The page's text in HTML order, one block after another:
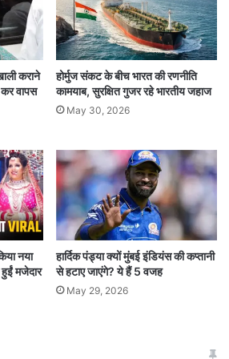
में आर्थिक विकास और पर्यटन को
की दृष्टि से, स्वदेश निर्मित वंदे
सुविधाओं से सुसज्जित हैं, जिनमें
कैमरे, आपातकालीन टॉक-बैक
वाहन नियंत्रण कंप्यूटर
ब्रेक सिस्टम, 360 डिग्री
अनुकूल शौचालय और
हैं. वंदे भारत रेलगाड़ियों में
उन्नत एयर कंडीशनिंग के कारण
की कमी लाती हैं. इसके
कराने
वापस
होर्मुज संकट के बीच भारत की रणनीति
कामयाब, सुरक्षित गुजर रहे भारतीय जहाज
May 30, 2026
नया
हुईं मजेदार
हार्दिक पंड्या क्यों मुंबई इंडियंस की कप्तानी
से हटाए जाएंगे? ये हैं 5 वजह
May 29, 2026